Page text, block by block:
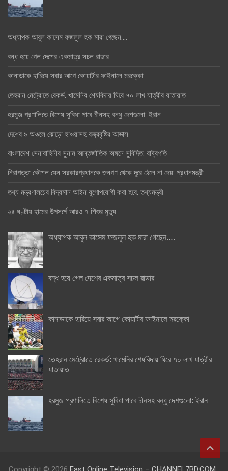
অধ্যাপক আবুল কাসেম ফজলুল হক মারা গেছেন….
বন্ধ হয়ে গেল দেশের একমাত্র সচল রাডার
কানাডাকে হারিয়ে সবার আগে কোয়ার্টার ফাইনালে মরক্কো
তেহরান মেট্রোতে রেকর্ড: খামেনির শেষবিদায় ঘিরে ৭০ লাখ যাত্রীর যাতায়াত
হরমুজ প্রণালিতে বিশেষ সুবিধা পাবে চীনসহ বন্ধু দেশগুলো: ইরান
দেশের ৯ অঞ্চলে ঝোড়ো হাওয়াসহ বজ্রবৃষ্টির আভাস
বাংলাদেশ সেনাবাহিনীর সুনাম আন্তর্জাতিক অঙ্গনে সুবিদিত: রাষ্ট্রপতি
নিরাপত্তা কৌশল যেন সরকারপ্রধানকে জনগণ থেকে দূরে ঠেলে না দেয়: প্রধানমন্ত্রী
তথ্য মন্ত্রণালয়ের বিদ্যমান আইন যুগোপযোগী করা হবে: তথ্যমন্ত্রী
২৪ ঘণ্টায় হামের উপসর্গে আরও ৭ শিশুর মৃত্যু
অধ্যাপক আবুল কাসেম ফজলুল হক মারা গেছেন….
বন্ধ হয়ে গেল দেশের একমাত্র সচল রাডার
কানাডাকে হারিয়ে সবার আগে কোয়ার্টার ফাইনালে মরক্কো
তেহরান মেট্রোতে রেকর্ড: খামেনির শেষবিদায় ঘিরে ৭০ লাখ যাত্রীর
যাতায়াত
হরমুজ প্রণালিতে বিশেষ সুবিধা পাবে চীনসহ বন্ধু দেশগুলো: ইরান